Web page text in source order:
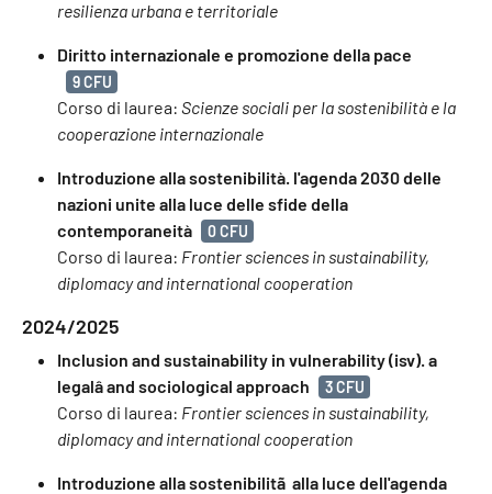
resilienza urbana e territoriale
Diritto internazionale e promozione della pace
9 CFU
Corso di laurea: Scienze sociali per la sostenibilità e la
cooperazione internazionale
Introduzione alla sostenibilità. l'agenda 2030 delle
nazioni unite alla luce delle sfide della
contemporaneità
0 CFU
Corso di laurea: Frontier sciences in sustainability,
diplomacy and international cooperation
2024/2025
Inclusion and sustainability in vulnerability (isv). a
legalâ and sociological approach
3 CFU
Corso di laurea: Frontier sciences in sustainability,
diplomacy and international cooperation
Introduzione alla sostenibilitã alla luce dell'agenda